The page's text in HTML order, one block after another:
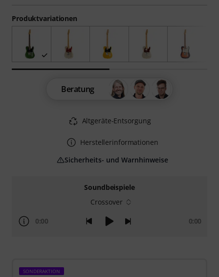
Soundbeispiele
Crossover
0:00 0:00
SONDERAKTION
Produktvariationen
Beratung
Altgeräte-Entsorgung
Herstellerinformationen
Sicherheits- und Warnhinweise